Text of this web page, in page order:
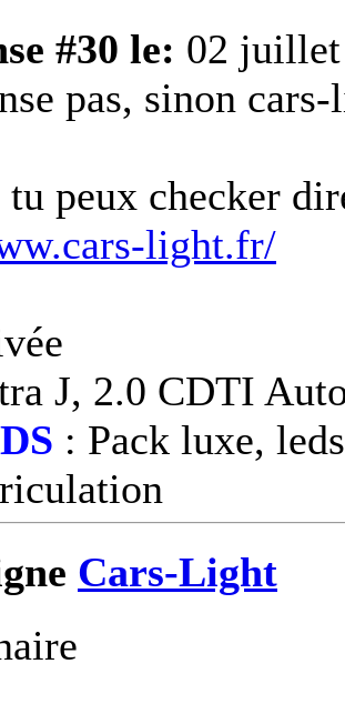
#30 le: 02 juillet
pas, sinon
peux checker
light.fr/
J, 2.0 CDTI
: Pack luxe,
Cars-Light